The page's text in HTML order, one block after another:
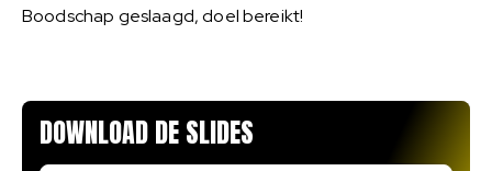
Boodschap geslaagd, doel bereikt!
DOWNLOAD DE SLIDES